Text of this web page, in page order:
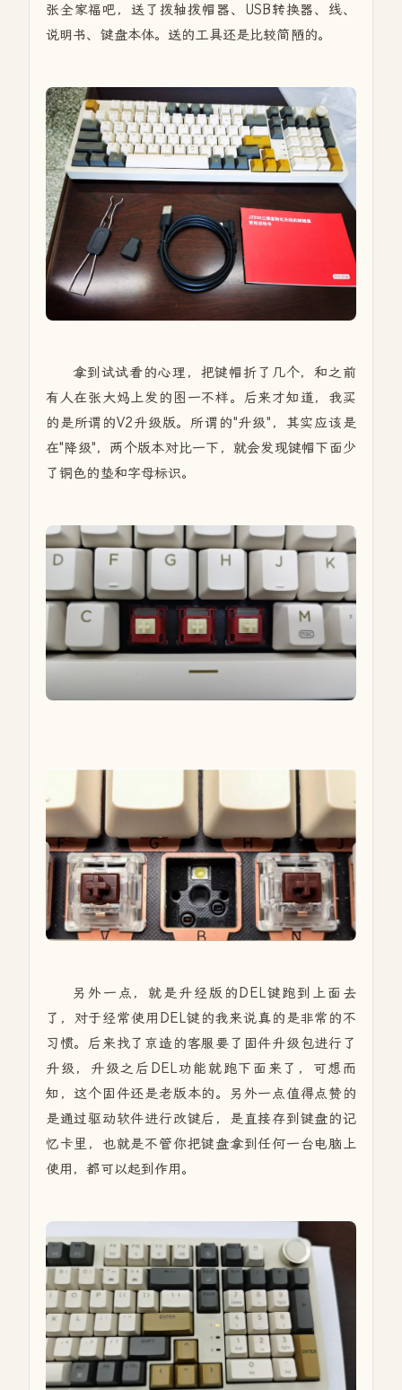
张全家福吧，送了拨轴拨帽器、USB转换器、线、
说明书、键盘本体。送的工具还是比较简陋的。
拿到试试看的心理，把键帽折了几个，和之前
有人在张大妈上发的图一不样。后来才知道，我买
的是所谓的V2升级版。所谓的"升级"，其实应该是
在"降级"，两个版本对比一下，就会发现键帽下面少
了铜色的垫和字母标识。
另外一点，就是升经版的DEL键跑到上面去
了，对于经常使用DEL键的我来说真的是非常的不
习惯。后来找了京造的客服要了固件升级包进行了
升级，升级之后DEL功能就跑下面来了，可想而
知，这个固件还是老版本的。另外一点值得点赞的
是通过驱动软件进行改键后，是直接存到键盘的记
忆卡里，也就是不管你把键盘拿到任何一台电脑上
使用，都可以起到作用。